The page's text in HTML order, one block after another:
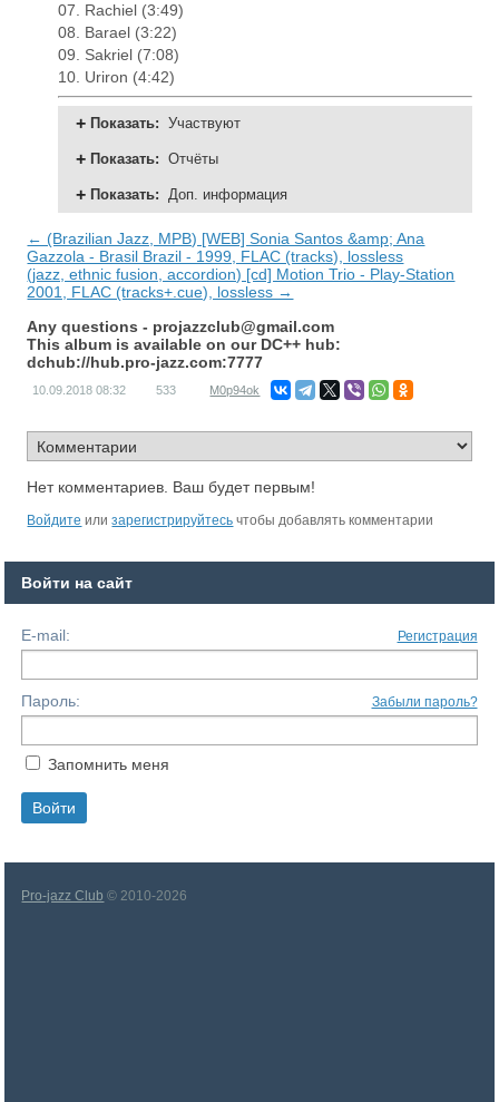
07. Rachiel (3:49)
08. Barael (3:22)
09. Sakriel (7:08)
10. Uriron (4:42)
Показать: Участвуют
Показать: Отчёты
Показать: Доп. информация
← (Brazilian Jazz, MPB) [WEB] Sonia Santos &amp; Ana
Gazzola - Brasil Brazil - 1999, FLAC (tracks), lossless
(jazz, ethnic fusion, accordion) [cd] Motion Trio - Play-Station
2001, FLAC (tracks+.cue), lossless →
Any questions - projazzclub@gmail.com
This album is available on our DC++ hub:
dchub://hub.pro-jazz.com:7777
10.09.2018 08:32 533 M0p94ok
Нет комментариев. Ваш будет первым!
Войдите илизарегистрируйтесь чтобы добавлять комментарии
Войти на сайт
E-mail: Регистрация
Пароль: Забыли пароль?
Запомнить меня
Pro-jazz Club © 2010-2026